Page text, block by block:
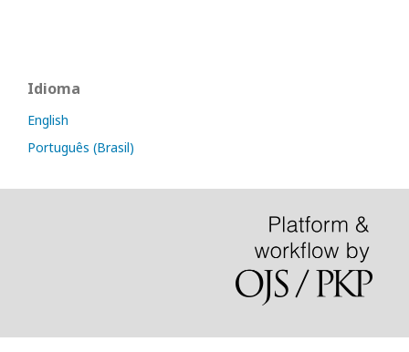
Idioma
English
Português (Brasil)